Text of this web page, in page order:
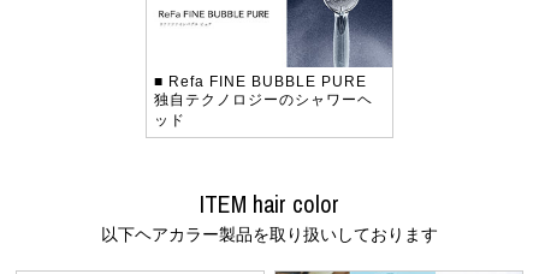
■ Refa FINE BUBBLE PURE
独自テクノロジーのシャワーヘ
ッド
ITEM hair color
以下ヘアカラー製品を取り扱いしております